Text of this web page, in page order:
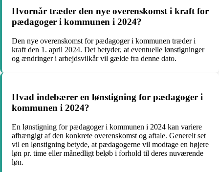
Hvornår træder den nye overenskomst i kraft for
pædagoger i kommunen i 2024?
Den nye overenskomst for pædagoger i kommunen træder i
kraft den 1. april 2024. Det betyder, at eventuelle lønstigninger
og ændringer i arbejdsvilkår vil gælde fra denne dato.
Hvad indebærer en lønstigning for pædagoger i
kommunen i 2024?
En lønstigning for pædagoger i kommunen i 2024 kan variere
afhængigt af den konkrete overenskomst og aftale. Generelt set
vil en lønstigning betyde, at pædagogerne vil modtage en højere
løn pr. time eller månedligt beløb i forhold til deres nuværende
løn.